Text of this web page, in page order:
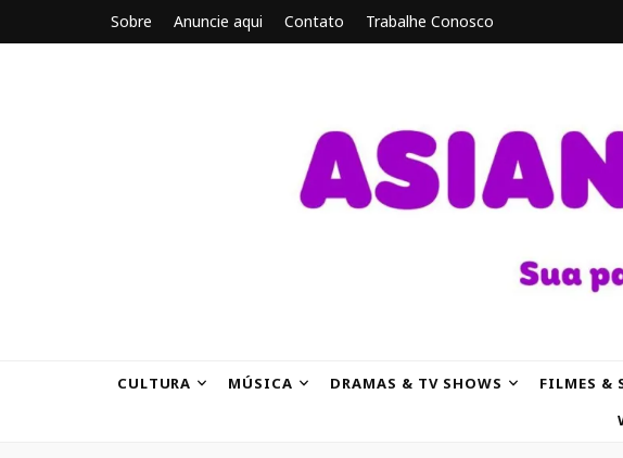
Sobre Anuncie aqui Contato Trabalhe Conosco
CULTURA MÚSICA DRAMAS & TV SHOWS FILMES &